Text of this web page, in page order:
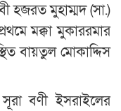
হজরত মুহাম্মদ (সা.)
মক্কা মুকাররমার
বায়তুল মোকাদ্দিস
বণী ইসরাইলের